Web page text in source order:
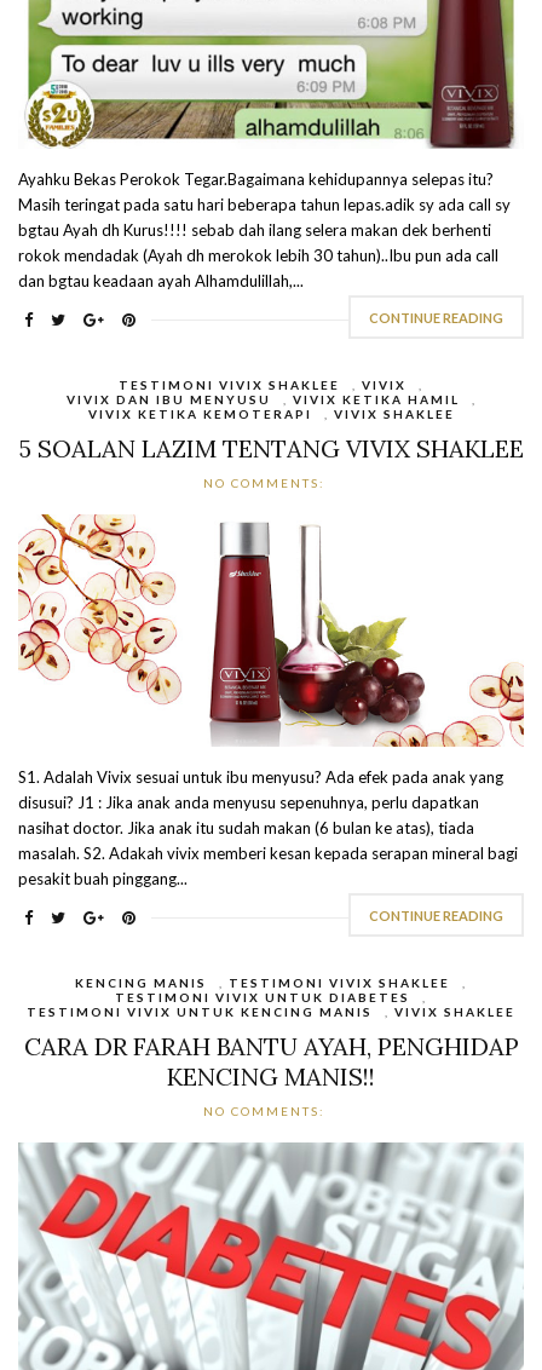
Ayahku Bekas Perokok Tegar.Bagaimana kehidupannya selepas itu?
Masih teringat pada satu hari beberapa tahun lepas.adik sy ada call sy
bgtau Ayah dh Kurus!!!! sebab dah ilang selera makan dek berhenti
rokok mendadak (Ayah dh merokok lebih 30 tahun)..Ibu pun ada call
dan bgtau keadaan ayah Alhamdulillah,...
CONTINUE READING
TESTIMONI VIVIX SHAKLEE VIVIX
VIVIX DAN IBU MENYUSU
VIVIX KETIKA HAMIL
VIVIX KETIKA KEMOTERAPI
VIVIX SHAKLEE
5 SOALAN LAZIM TENTANG VIVIX SHAKLEE
NO COMMENTS:
S1. Adalah Vivix sesuai untuk ibu menyusu? Ada efek pada anak yang
disusui? J1 : Jika anak anda menyusu sepenuhnya, perlu dapatkan
nasihat doctor. Jika anak itu sudah makan (6 bulan ke atas), tiada
masalah. S2. Adakah vivix memberi kesan kepada serapan mineral bagi
pesakit buah pinggang...
CONTINUE READING
KENCING MANIS TESTIMONI VIVIX SHAKLEE
TESTIMONI VIVIX UNTUK DIABETES
TESTIMONI VIVIX UNTUK KENCING MANIS
VIVIX SHAKLEE
CARA DR FARAH BANTU AYAH, PENGHIDAP
KENCING MANIS!!
NO COMMENTS: